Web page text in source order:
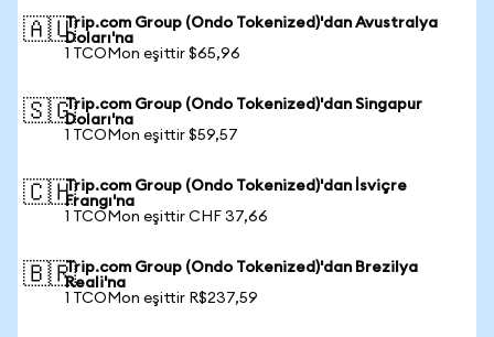
🇦🇺Trip.com Group (Ondo Tokenized)'dan Avustralya
Doları'na
1 TCOMon eşittir $65,96
🇸🇬Trip.com Group (Ondo Tokenized)'dan Singapur
Doları'na
1 TCOMon eşittir $59,57
🇨🇭Trip.com Group (Ondo Tokenized)'dan İsviçre
Frangı'na
1 TCOMon eşittir CHF 37,66
🇧🇷Trip.com Group (Ondo Tokenized)'dan Brezilya
Reali'na
1 TCOMon eşittir R$237,59